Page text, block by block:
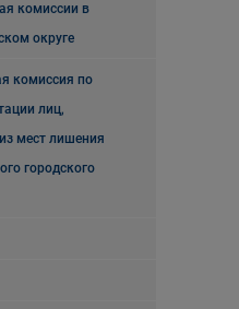
комиссии в
округе
комиссия по
лиц,
мест лишения
городского